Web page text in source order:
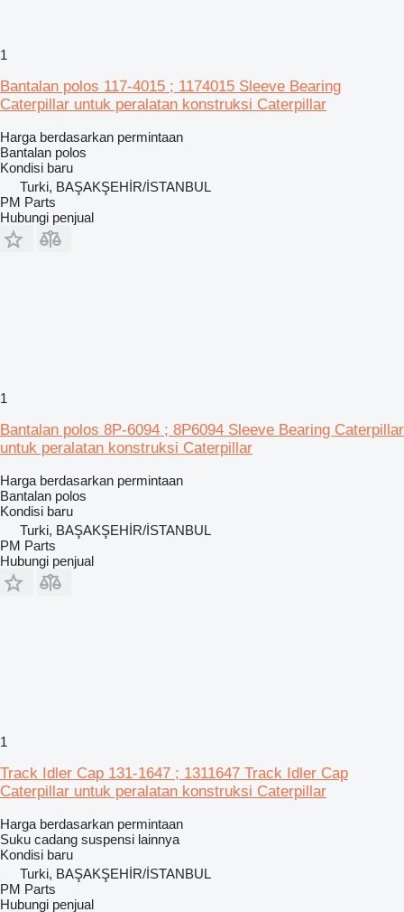
1
Bantalan polos 117-4015 ; 1174015 Sleeve Bearing
Caterpillar untuk peralatan konstruksi Caterpillar
Harga berdasarkan permintaan
Bantalan polos
Kondisi baru
Turki, BAŞAKŞEHİR/İSTANBUL
PM Parts
Hubungi penjual
1
Bantalan polos 8P-6094 ; 8P6094 Sleeve Bearing Caterpillar
untuk peralatan konstruksi Caterpillar
Harga berdasarkan permintaan
Bantalan polos
Kondisi baru
Turki, BAŞAKŞEHİR/İSTANBUL
PM Parts
Hubungi penjual
1
Track Idler Cap 131-1647 ; 1311647 Track Idler Cap
Caterpillar untuk peralatan konstruksi Caterpillar
Harga berdasarkan permintaan
Suku cadang suspensi lainnya
Kondisi baru
Turki, BAŞAKŞEHİR/İSTANBUL
PM Parts
Hubungi penjual